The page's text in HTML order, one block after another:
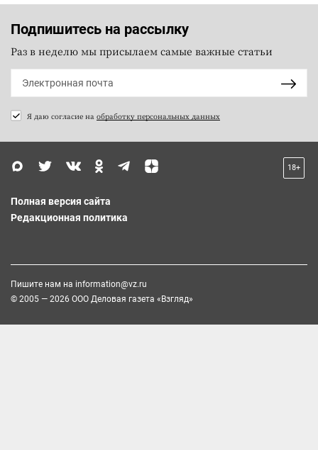
Подпишитесь на рассылку
Раз в неделю мы присылаем самые важные статьи
Я даю согласие на обработку персональных данных
18+
Полная версия сайта
Редакционная политика
Пишите нам на information@vz.ru
© 2005 — 2026 ООО Деловая газета «Взгляд»